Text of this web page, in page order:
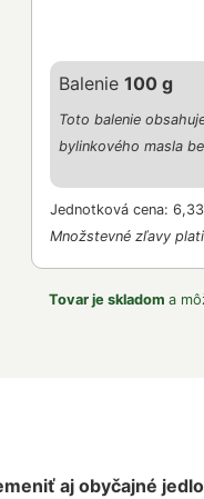
Balenie 100 g
Toto balenie
bylinkového masla
Jednotková cena:
Množstevné zľavy
Tovar je skladom a
aj obyčajné